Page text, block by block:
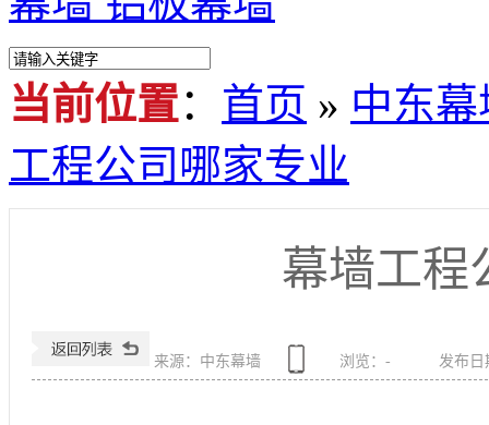
当前位置： 首页 » 中东
工程公司哪家专业
幕墙工程
来源：中东幕墙 浏览： - 发布日